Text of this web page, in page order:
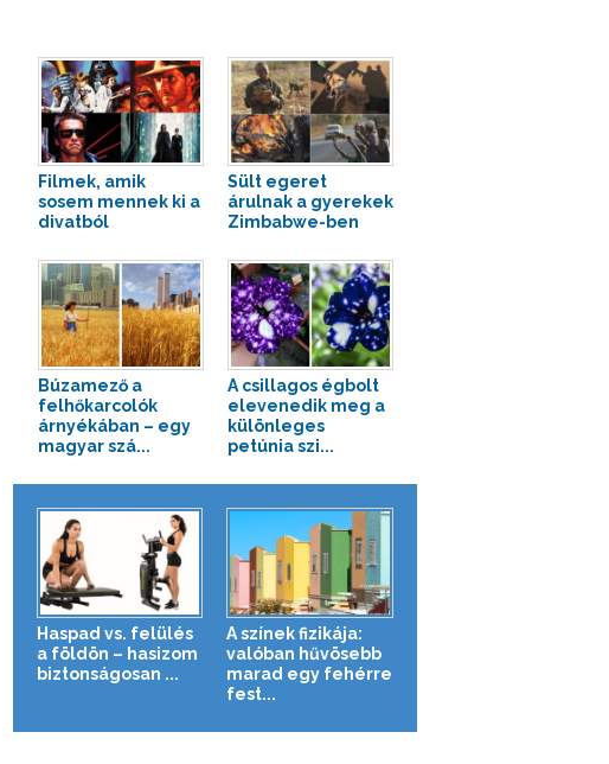
Filmek, amik
sosem mennek ki a
divatból
Sült egeret
árulnak a gyerekek
Zimbabwe-ben
Búzamező a
felhőkarcolók
árnyékában – egy
magyar szá...
A csillagos égbolt
elevenedik meg a
különleges
petúnia szi...
Haspad vs. felülés
a földön – hasizom
biztonságosan ...
A színek fizikája:
valóban hűvösebb
marad egy fehérre
fest...